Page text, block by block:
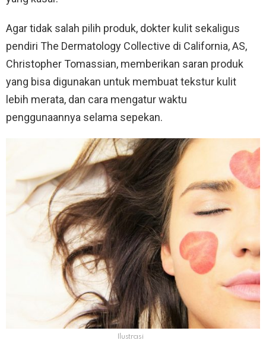
Agar tidak salah pilih produk, dokter kulit sekaligus
pendiri The Dermatology Collective di California, AS,
Christopher Tomassian, memberikan saran produk
yang bisa digunakan untuk membuat tekstur kulit
lebih merata, dan cara mengatur waktu
penggunaannya selama sepekan.
Ilustrasi